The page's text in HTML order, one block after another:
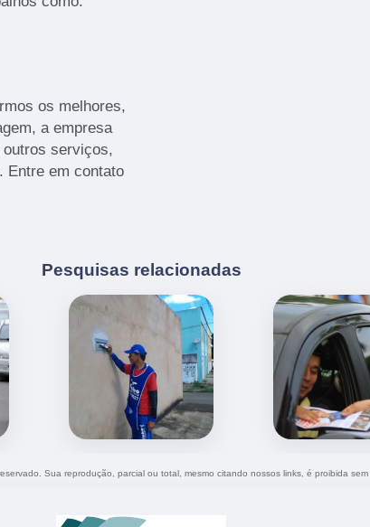
os melhores,
a empresa
outros serviços,
Entre em contato
Pesquisas relacionadas
Sua reprodução, parcial ou total, mesmo citando nossos links, é proibida